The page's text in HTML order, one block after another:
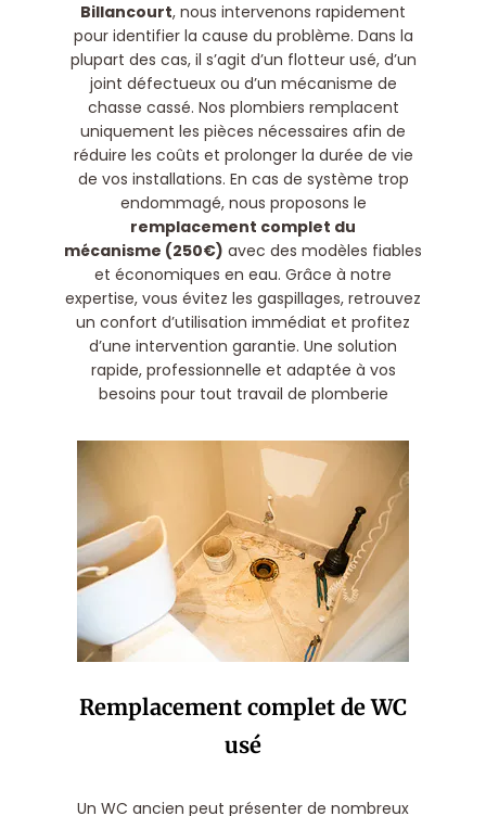
Billancourt, nous intervenons rapidement
pour identifier la cause du problème. Dans la
plupart des cas, il s’agit d’un flotteur usé, d’un
joint défectueux ou d’un mécanisme de
chasse cassé. Nos plombiers remplacent
uniquement les pièces nécessaires afin de
réduire les coûts et prolonger la durée de vie
de vos installations. En cas de système trop
endommagé, nous proposons le
remplacement complet du
mécanisme (250€) avec des modèles fiables
et économiques en eau. Grâce à notre
expertise, vous évitez les gaspillages, retrouvez
un confort d’utilisation immédiat et profitez
d’une intervention garantie. Une solution
rapide, professionnelle et adaptée à vos
besoins pour tout travail de plomberie
Remplacement complet de WC
usé
Un WC ancien peut présenter de nombreux